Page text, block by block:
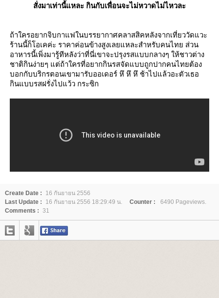
สั่งมาเท่านี้แหละ กินกับเพื่อนจะไม่หวาดไม่ไหวละ
ถ้าใครอยากจิบกาแฟในบรรยากาศคลาสสิคหลังจากเที่ยววัดแวะ
ร้านนี้ก็โอเคค่ะ ราคาค่อนข้างสูงเลยแหละสำหรับคนไทย ส่วน
อาหารนี้เพิ่งมารู้ทีหลังว่าที่นี่เขาจะปรุงรสแบบกลางๆ ให้ชาวต่าง
ชาติกินง่ายๆ แต่ถ้าใครที่อยากกินรสจัดแบบถูกปากคนไทยต้อง
บอกกับบริกรตอนเขามารับออเดอร์ หึ หึ หึ ช้าไปแล้วอะตัวเธอ
กินแบบรสฝรั่งไปแว้ว กระซิก
Create Date :
16 กันยายน 2556
Last Update :
16 กันยายน 2556 18:29:49 น. Counter :
6490 Pageviews.
Comments : 31